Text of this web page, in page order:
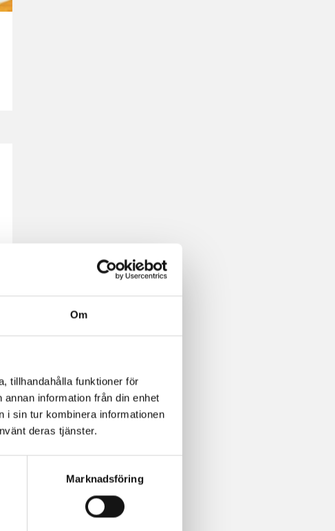
Om
tillhandahålla funktioner för
information från din enhet
i sin tur kombinera informationen
deras tjänster.
Marknadsföring